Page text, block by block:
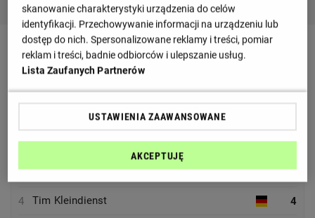
Wybrane statystyki
Król strzelców
Cristiano Ronaldo
2 Randal Kolo Muani 4
3 Mikel Oyarzabal 4
4 Tim Kleindienst 4
skanowanie charakterystyki urządzenia do celów
identyfikacji. Przechowywanie informacji na urządzeniu lub
dostęp do nich. Spersonalizowane reklamy i treści, pomiar
reklam i treści, badnie odbiorców i ulepszanie usług.
Lista Zaufanych Partnerów
USTAWIENIA ZAAWANSOWANE
AKCEPTUJĘ